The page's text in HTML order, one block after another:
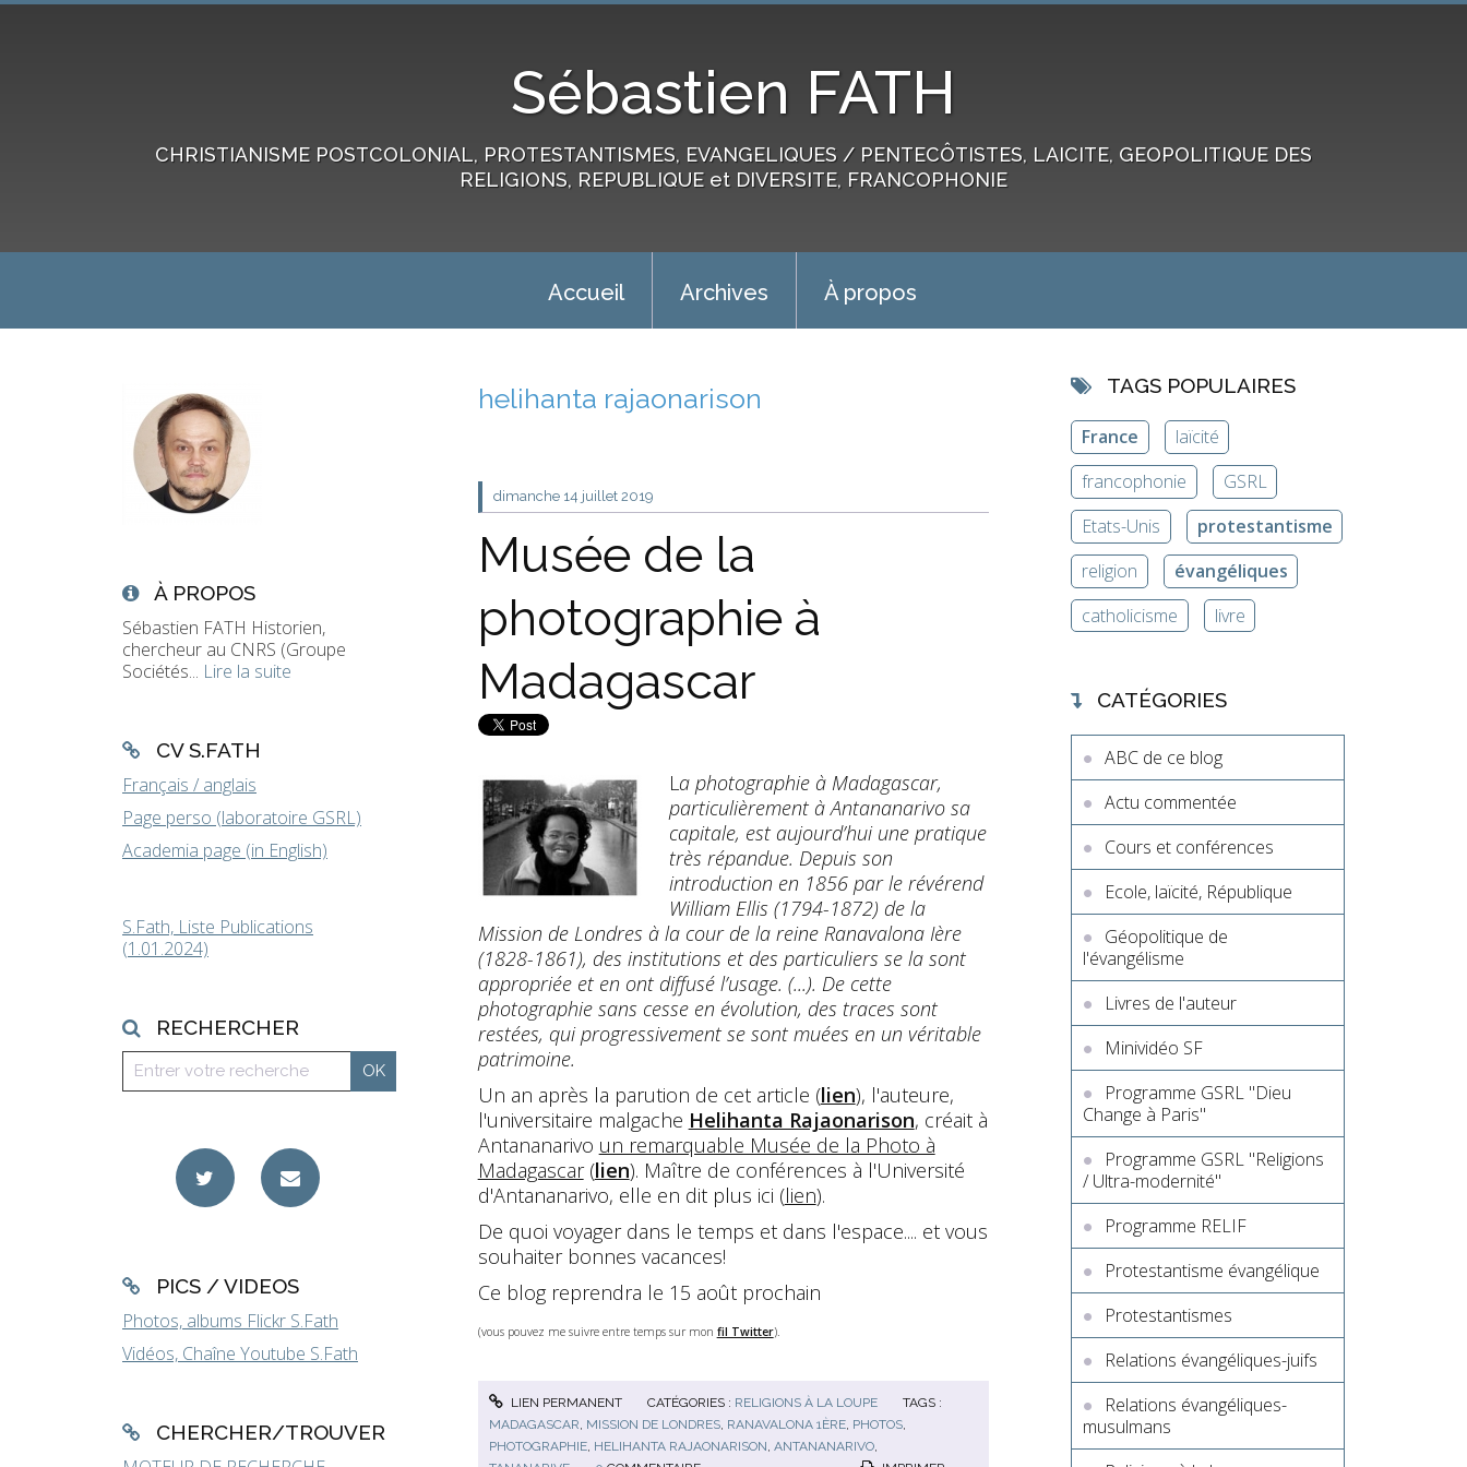
Sébastien FATH
CHRISTIANISME POSTCOLONIAL, PROTESTANTISMES, EVANGELIQUES / PENTECÔTISTES, LAICITE, GEOPOLITIQUE DES
RELIGIONS, REPUBLIQUE et DIVERSITE, FRANCOPHONIE
Accueil Archives À propos
À PROPOS
Sébastien FATH Historien,
chercheur au CNRS (Groupe
Sociétés... Lire la suite
CV S.FATH
Français / anglais
Page perso (laboratoire GSRL)
Academia page (in English)
S.Fath, Liste Publications
(1.01.2024)
RECHERCHER
PICS / VIDEOS
Photos, albums Flickr S.Fath
Vidéos, Chaîne Youtube S.Fath
CHERCHER/TROUVER
helihanta rajaonarison
dimanche 14 juillet 2019
Musée de la
photographie à
Madagascar
La photographie à Madagascar,
particulièrement à Antananarivo sa
capitale, est aujourd’hui une pratique
très répandue. Depuis son
introduction en 1856 par le révérend
William Ellis (1794-1872) de la
Mission de Londres à la cour de la reine Ranavalona Ière
(1828-1861), des institutions et des particuliers se la sont
appropriée et en ont diffusé l’usage. (...). De cette
photographie sans cesse en évolution, des traces sont
restées, qui progressivement se sont muées en un véritable
patrimoine.
Un an après la parution de cet article (lien), l'auteure,
l'universitaire malgache Helihanta Rajaonarison, créait à
Antananarivo un remarquable Musée de la Photo à
Madagascar(lien). Maître de conférences à l'Université
d'Antananarivo, elle en dit plus ici (lien).
De quoi voyager dans le temps et dans l'espace.... et vous
souhaiter bonnes vacances!
Ce blog reprendra le 15 août prochain
(vous pouvez me suivre entre temps sur mon fil Twitter).
LIEN PERMANENT CATÉGORIES : RELIGIONS À LA LOUPE
TAGS :
MADAGASCAR MISSION DE LONDRES, RANAVALONA 1ÈRE, PHOTOS,
PHOTOGRAPHIE, HELIHANTA RAJAONARISON ANTANANARIVO,
TAGS POPULAIRES
France
laïcité
francophonie
GSRL
Etats-Unis
protestantisme
religion
évangéliques
catholicisme
livre
CATÉGORIES
ABC de ce blog
Actu commentée
Cours et conférences
Ecole, laïcité, République
Géopolitique de
l'évangélisme
Livres de l'auteur
Minividéo SF
Programme GSRL "Dieu
Change à Paris"
Programme GSRL "Religions
/ Ultra-modernité"
Programme RELIF
Protestantisme évangélique
Protestantismes
Relations évangéliques-juifs
Relations évangéliques-
musulmans